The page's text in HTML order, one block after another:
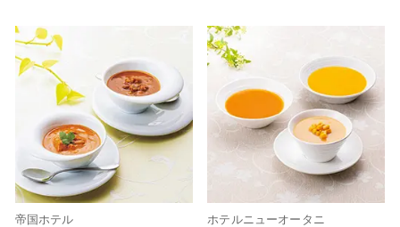
帝国ホテル ホテルニューオータニ